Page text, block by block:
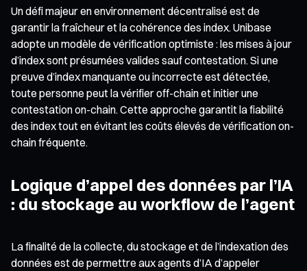
Un défi majeur en environnement décentralisé est de
garantir la fraîcheur et la cohérence des index. Unibase
adopte un modèle de vérification optimiste : les mises à jour
d’index sont présumées valides sauf contestation. Si une
preuve d’index manquante ou incorrecte est détectée,
toute personne peut la vérifier off-chain et initier une
contestation on-chain. Cette approche garantit la fiabilité
des index tout en évitant les coûts élevés de vérification on-
chain fréquente.
Logique d’appel des données par l’IA
: du stockage au workflow de l’agent
La finalité de la collecte, du stockage et de l’indexation des
données est de permettre aux agents d’IA d’appeler